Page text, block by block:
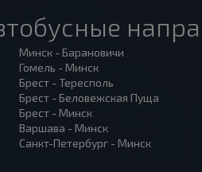
Минск - Барановичи
Гомель - Минск
Брест - Тересполь
Брест - Беловежская Пуща
Брест - Минск
Варшава - Минск
Санкт-Петербург - Минск